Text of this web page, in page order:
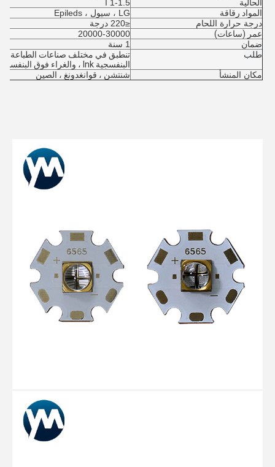
الحالية
1-1.5 أ
المواد رقاقة
LG ، سيول ، Epileds
درجة حرارة اللحام
≤220 درجة
عمر (ساعات)
20000-30000
ضمان
1 سنة
طلب
البنفسجية lnk ، والغراء فوق البنفسجي.
مكان المنشأ
شنتشن ، قوانغدونغ ، الصين